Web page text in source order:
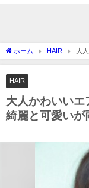
ホーム HAIR
大
が両方出せる
HAIR
大人かわいいエ
綺麗と可愛いが